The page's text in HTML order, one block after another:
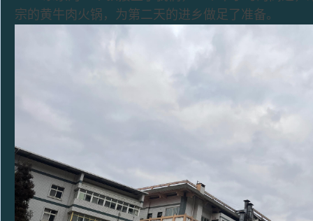
宗的黄牛肉火锅，为第二天的进乡做足了准备。